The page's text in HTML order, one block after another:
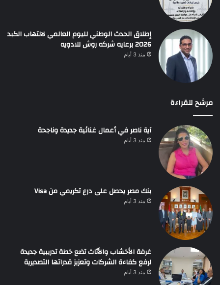
إطلاق الحدث الوطني لليوم العالمي لالتهاب الكبد
2026 برعايه شركه روش للادويه
منذ 3 أيام
مرشح للقراءة
آية ناصر في أعمال غنائية جديدة وناجحة
منذ 3 أيام
بنك مصر يحصل على درع تكريمي من Visa
منذ 3 أيام
غرفة الأخشاب والأثاث تضع خطة تدريبية جديدة
لرفع كفاءة الشركات وتعزيز قدراتها التصديرية
منذ 3 أيام